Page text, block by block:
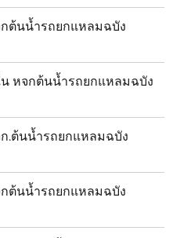
ต้นน้ำรถยกแหลมฉบัง
น หจกต้นน้ำรถยกแหลมฉบัง
.ต้นน้ำรถยกแหลมฉบัง
ต้นน้ำรถยกแหลมฉบัง